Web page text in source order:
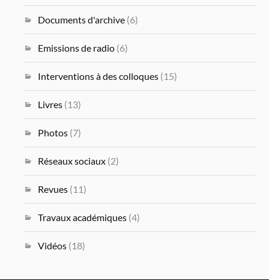
Documents d'archive(6)
Emissions de radio(6)
Interventions à des colloques(15)
Livres(13)
Photos(7)
Réseaux sociaux(2)
Revues(11)
Travaux académiques(4)
Vidéos(18)